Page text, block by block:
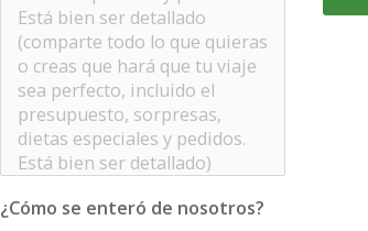
¿Cómo se enteró de nosotros?